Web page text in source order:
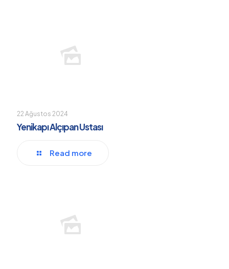
22 Ağustos 2024
Yenikapı Alçıpan Ustası
Read more